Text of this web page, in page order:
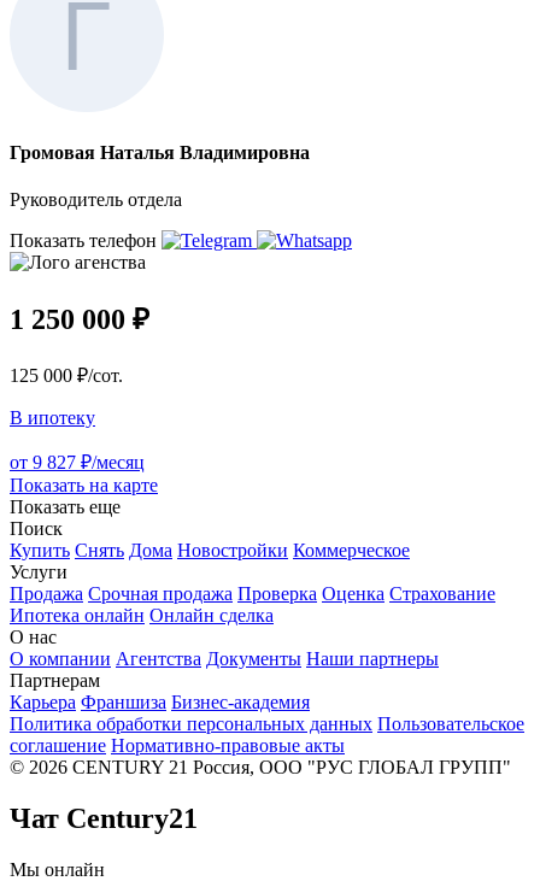
Громовая Наталья Владимировна
Руководитель отдела
Показать телефон
1 250 000 ₽
125 000 ₽/сот.
В ипотеку
от 9 827 ₽/месяц
Показать на карте
Показать еще
Поиск
Купить Снять Дома Новостройки Коммерческое
Услуги
Продажа Срочная продажа Проверка Оценка Страхование
Ипотека онлайн Онлайн сделка
О нас
О компании Агентства Документы Наши партнеры
Партнерам
Карьера Франшиза Бизнес-академия
Политика обработки персональных данных Пользовательское
соглашение Нормативно-правовые акты
© 2026 CENTURY 21 Россия, ООО "РУС ГЛОБАЛ ГРУПП"
Чат Century21
Мы онлайн